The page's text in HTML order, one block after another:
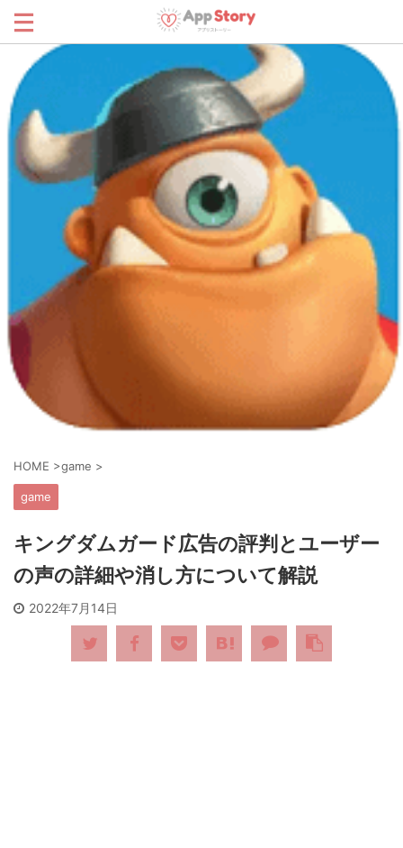
HOME >game >
game
キングダムガード広告の評判とユーザー
の声の詳細や消し方について解説
2022年7月14日